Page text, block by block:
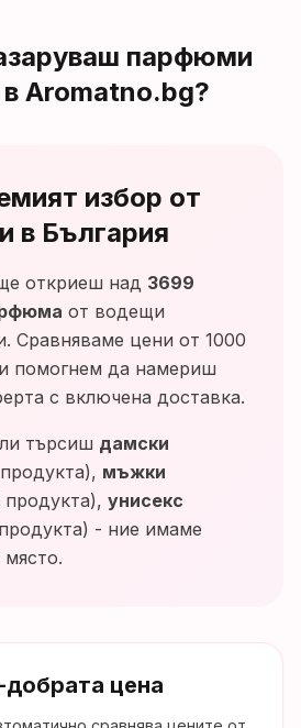
парфюми
Aromatno.bg?
избор от
в България
откриеш над 3699
от водещи
Сравняваме цени от 1000
помогнем да намериш
с включена доставка.
търсиш дамски
продукта), мъжки
продукта), унисекс
продукта) - ние имаме
добрата цена